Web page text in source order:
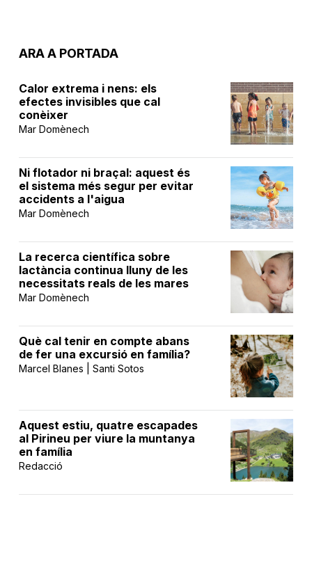
ARA A PORTADA
Calor extrema i nens: els
efectes invisibles que cal
conèixer
Mar Domènech
Ni flotador ni braçal: aquest és
el sistema més segur per evitar
accidents a l'aigua
Mar Domènech
La recerca científica sobre
lactància continua lluny de les
necessitats reals de les mares
Mar Domènech
Què cal tenir en compte abans
de fer una excursió en família?
Marcel Blanes | Santi Sotos
Aquest estiu, quatre escapades
al Pirineu per viure la muntanya
en família
Redacció